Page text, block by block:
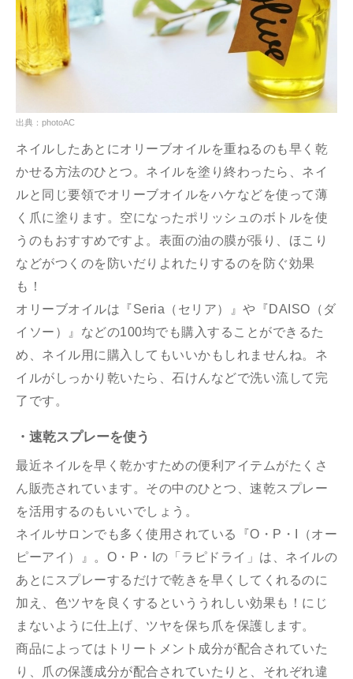
出典：photoAC
ネイルしたあとにオリーブオイルを重ねるのも早く乾
かせる方法のひとつ。ネイルを塗り終わったら、ネイ
ルと同じ要領でオリーブオイルをハケなどを使って薄
く爪に塗ります。空になったポリッシュのボトルを使
うのもおすすめですよ。表面の油の膜が張り、ほこり
などがつくのを防いだりよれたりするのを防ぐ効果
も！
オリーブオイルは『Seria（セリア）』や『DAISO（ダ
イソー）』などの100均でも購入することができるた
め、ネイル用に購入してもいいかもしれませんね。ネ
イルがしっかり乾いたら、石けんなどで洗い流して完
了です。
・速乾スプレーを使う
最近ネイルを早く乾かすための便利アイテムがたくさ
ん販売されています。その中のひとつ、速乾スプレー
を活用するのもいいでしょう。
ネイルサロンでも多く使用されている『O・P・I（オー
ピーアイ）』。O・P・Iの「ラピドライ」は、ネイルの
あとにスプレーするだけで乾きを早くしてくれるのに
加え、色ツヤを良くするといううれしい効果も！にじ
まないように仕上げ、ツヤを保ち爪を保護します。
商品によってはトリートメント成分が配合されていた
り、爪の保護成分が配合されていたりと、それぞれ違